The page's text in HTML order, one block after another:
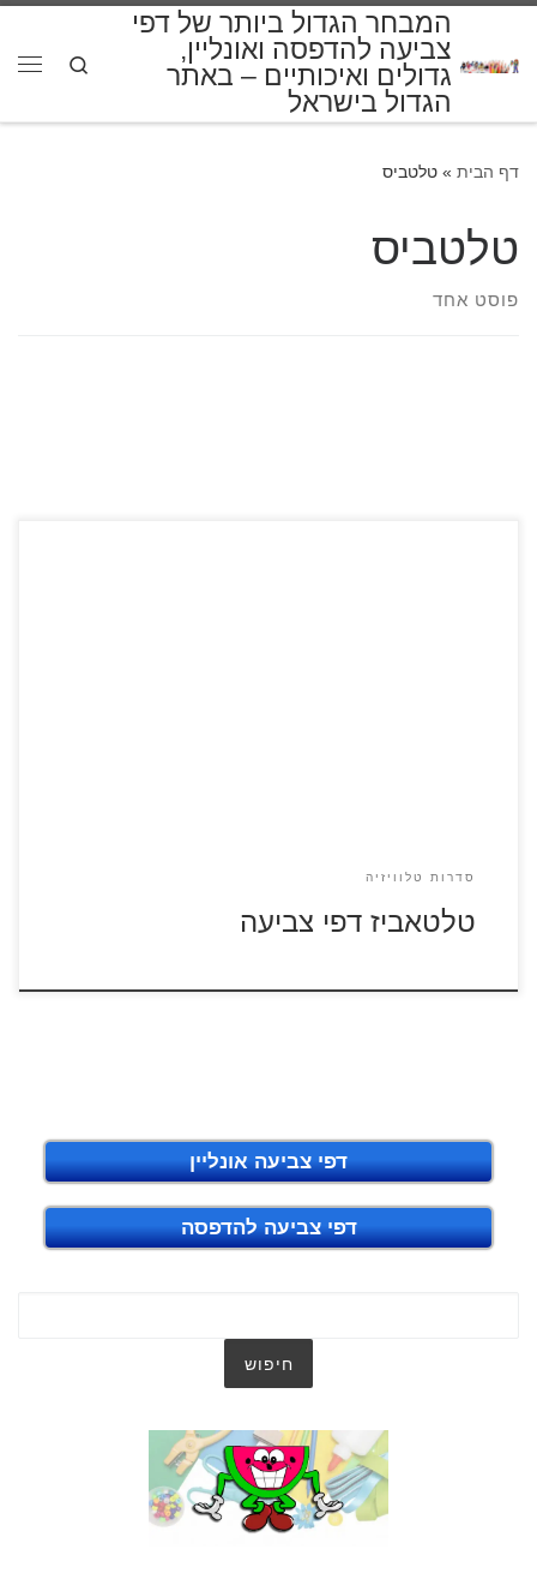
המבחר הגדול ביותר של דפי
צביעה להדפסה ואונליין,
גדולים ואיכותיים – באתר
הגדול בישראל
Search
דף הבית » טלטביס
טלטביס
פוסט אחד
סדרות טלוויזיה
טלטאביז דפי צביעה
דפי צביעה אונליין
דפי צביעה להדפסה